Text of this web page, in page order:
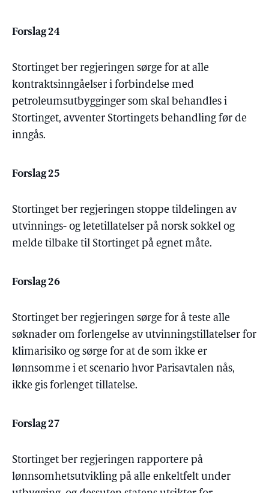
Forslag 24
Stortinget ber regjeringen sørge for at alle
kontraktsinngåelser i forbindelse med
petroleumsutbygginger som skal behandles i
Stortinget, avventer Stortingets behandling før de
inngås.
Forslag 25
Stortinget ber regjeringen stoppe tildelingen av
utvinnings- og letetillatelser på norsk sokkel og
melde tilbake til Stortinget på egnet måte.
Forslag 26
Stortinget ber regjeringen sørge for å teste alle
søknader om forlengelse av utvinningstillatelser for
klimarisiko og sørge for at de som ikke er
lønnsomme i et scenario hvor Parisavtalen nås,
ikke gis forlenget tillatelse.
Forslag 27
Stortinget ber regjeringen rapportere på
lønnsomhetsutvikling på alle enkeltfelt under